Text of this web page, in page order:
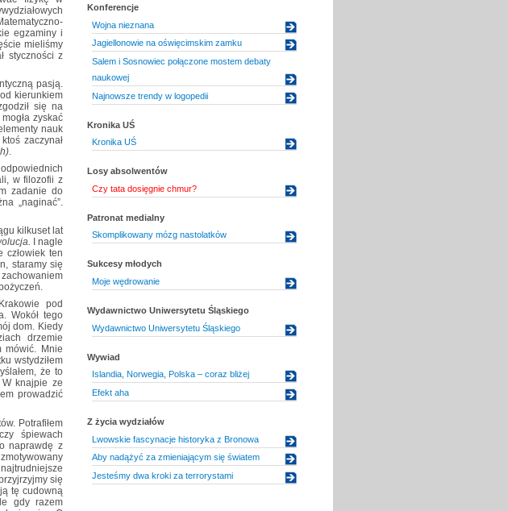
egzaminy i
mieliśmy
styczności z
pasją.
kierunkiem
się na
zyskać
nauk
zaczynał
.
w filozofii z
zadanie do
„naginać”.
kilkuset lat
I nagle
ten
staramy się
pod
Wokół tego
dom. Kiedy
drzemie
mówić. Mnie
wstydziłem
że to
W knajpie ze
prowadzić
Potrafiłem
śpiewach
naprawdę z
się
tę cudowną
gdy razem
Konferencje
Wojna nieznana
Jagiellonowie na oświęcimskim zamku
Salem i Sosnowiec połączone mostem debaty
naukowej
Najnowsze trendy w logopedii
Kronika UŚ
Kronika UŚ
Losy absolwentów
Czy tata dosięgnie chmur?
Patronat medialny
Skomplikowany mózg nastolatków
Sukcesy młodych
Moje wędrowanie
Wydawnictwo Uniwersytetu Śląskiego
Wydawnictwo Uniwersytetu Śląskiego
Wywiad
Islandia, Norwegia, Polska – coraz bliżej
Efekt aha
Z życia wydziałów
Lwowskie fascynacje historyka z Bronowa
Aby nadążyć za zmieniającym się światem
Jesteśmy dwa kroki za terrorystami